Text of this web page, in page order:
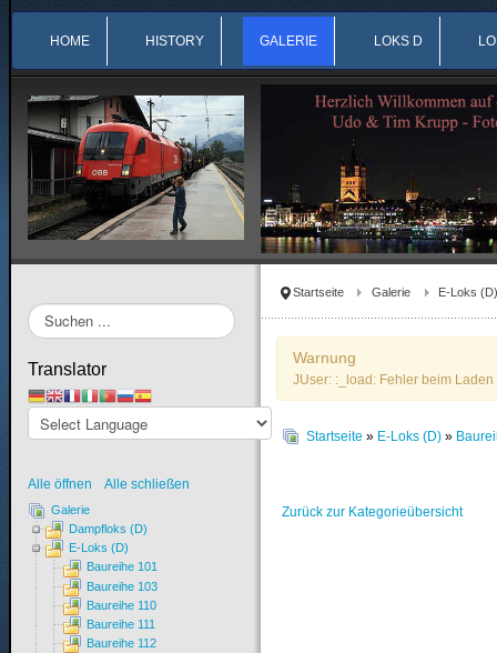
HOME HISTORY GALERIE LOKS D
Startseite Galerie E-Loks (D)
Warnung
JUser: :_load: Fehler beim
Startseite » E-Loks (D) »
Zurück zur Kategorieübersicht
Suchen
...
Translator
Alle öffnen Alle schließen
Galerie
Dampfloks (D)
E-Loks (D)
Baureihe 101
Baureihe 103
Baureihe 110
Baureihe 111
Baureihe 112